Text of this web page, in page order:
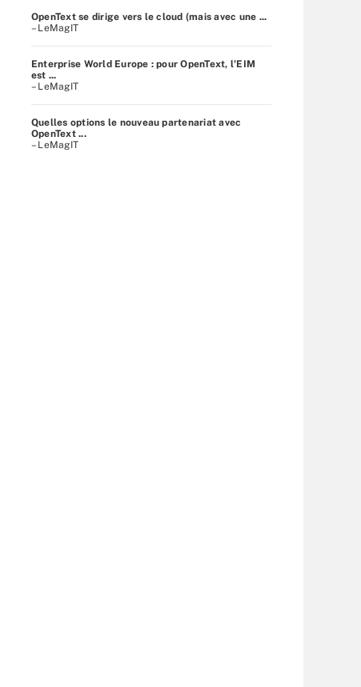
OpenText se dirige vers le cloud (mais avec une ...
– LeMagIT
Enterprise World Europe : pour OpenText, l'EIM
est ...
– LeMagIT
Quelles options le nouveau partenariat avec
OpenText ...
– LeMagIT